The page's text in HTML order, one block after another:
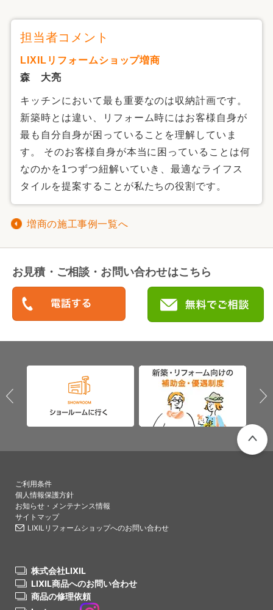
担当者コメント
LIXILリフォームショップ増商
森 大亮
キッチンにおいて最も重要なのは収納計画です。
新築時とは違い、リフォーム時にはお客様自身が
最も自分自身が困っていることを理解していま
す。 そのお客様自身が本当に困っていることは何
なのかを1つずつ紐解いていき、最適なライフス
タイルを提案することが私たちの役割です。
増商の施工事例一覧へ
お見積・ご相談・お問い合わせはこちら
ご利用条件
個人情報保護方針
お知らせ・メンテナンス情報
サイトマップ
LIXILリフォームショップへのお問い合わせ
株式会社LIXIL
LIXIL商品へのお問い合わせ
商品の修理依頼